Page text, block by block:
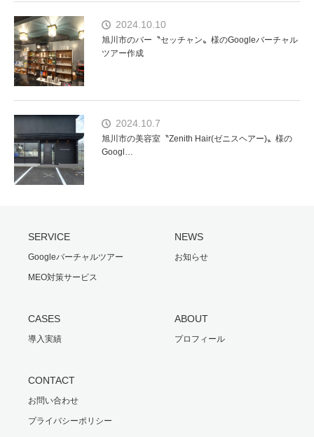
2024.10.10
旭川市のバー〝セッチャン〟様のGoogleバーチャル
ツアー作成
2024.10.7
旭川市の美容室〝Zenith Hair(ゼニスヘアー)〟様の
Googl…
SERVICE
Googleバーチャルツアー
MEO対策サービス
NEWS
お知らせ
CASES
導入実績
ABOUT
プロフィール
CONTACT
お問い合わせ
プライバシーポリシー